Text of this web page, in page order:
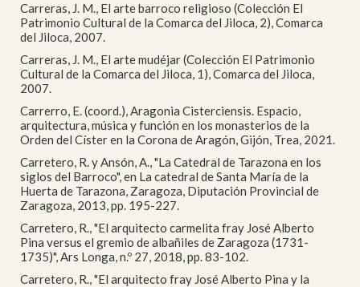
Carreras, J. M., El arte barroco religioso (Colección El
Patrimonio Cultural de la Comarca del Jiloca, 2), Comarca
del Jiloca, 2007.
Carreras, J. M., El arte mudéjar (Colección El Patrimonio
Cultural de la Comarca del Jiloca, 1), Comarca del Jiloca,
2007.
Carrerro, E. (coord.), Aragonia Cisterciensis. Espacio,
arquitectura, música y función en los monasterios de la
Orden del Císter en la Corona de Aragón, Gijón, Trea, 2021.
Carretero, R. y Ansón, A., "La Catedral de Tarazona en los
siglos del Barroco", en La catedral de Santa María de la
Huerta de Tarazona, Zaragoza, Diputación Provincial de
Zaragoza, 2013, pp. 195-227.
Carretero, R., "El arquitecto carmelita fray José Alberto
Pina versus el gremio de albañiles de Zaragoza (1731-
1735)", Ars Longa, n.º 27, 2018, pp. 83-102.
Carretero, R., "El arquitecto fray José Alberto Pina y la